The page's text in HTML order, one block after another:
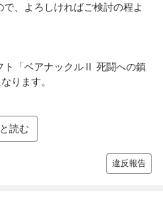
、よろしければご検討の程よ
ト「ベアナックルⅡ 死闘への鎮
ります。
読む
違反報告